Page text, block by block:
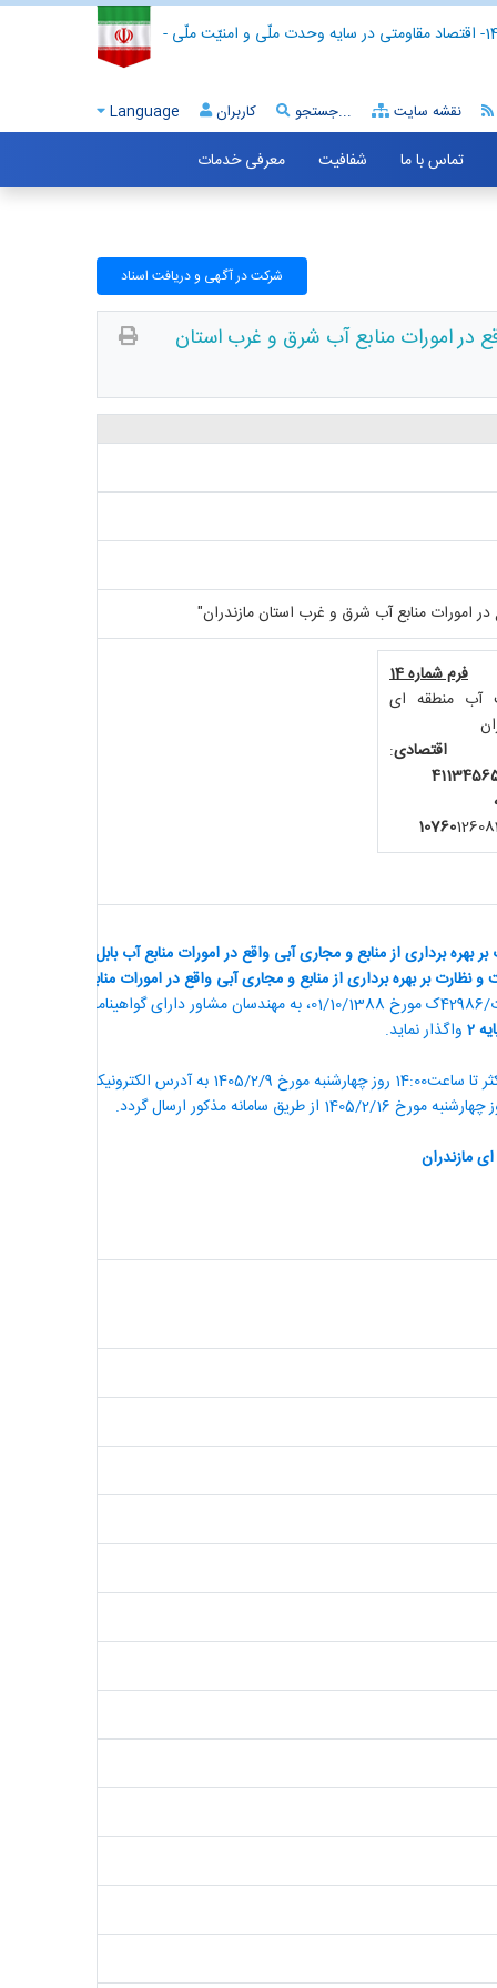
- اقتصاد مقاومتی در سایه وحدت ملّی و امنیّت ملّی -
Language کاربران جستجو... نقشه سایت
تماس با ما شفافیت معرفی خدمات
شرکت در آگهی و دریافت اسناد
در امورات منابع آب شرق و غرب استان
امورات منابع آب شرق و غرب استان مازندران"
فرم شماره 14
آب منطقه ای
اقتصادی:
برداری از منابع و مجاری آبی واقع در امورات منابع آب بابل - بابلسر و
بر بهره برداری از منابع و مجاری آبی واقع در امورات منابع آب بهشهر ،
2
واگذار نماید.
مهندسان مشاور دارای شرایط، در صورت داشتن ظرفیت کاری مجاز، برای دریافت اسناد استعلام ارزیابی کیفی حداکثر تا ساعت14:00 روز چهارشنبه
مازندران